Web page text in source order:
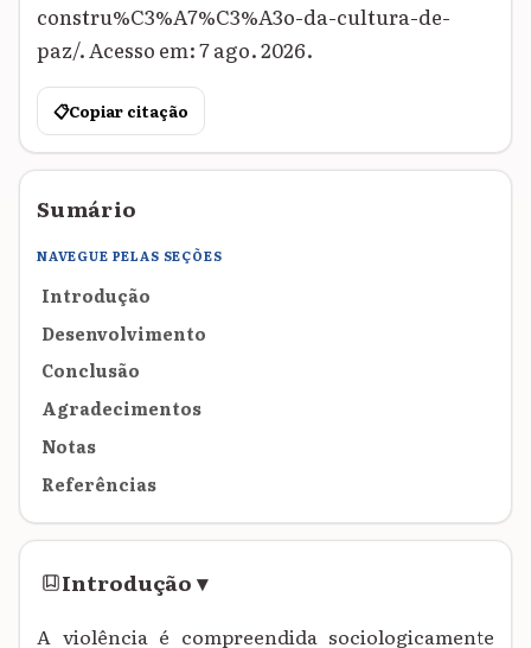
constru%C3%A7%C3%A3o-da-cultura-de-
paz/. Acesso em: 7 ago. 2026.
📋Copiar citação
Sumário
NAVEGUE PELAS SEÇÕES
Introdução
Desenvolvimento
Conclusão
Agradecimentos
Notas
Referências
Introdução▾
A violência é compreendida sociologicamente